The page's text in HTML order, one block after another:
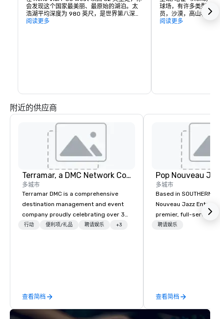
会发现这个国家最美丽、最原始的湖泊。太
浩湖平均深度为 980 英尺，是世界第八深的
湖泊，也是美国第二深的湖泊。您可以在这
阅读更多
球场，有许多类型的
员，沙漠，高山和树
其中一些课程：
阅读更多
附近的供应商
Terramar, a DMC Network Company
多城市
Terramar DMC is a comprehensive
destination management and event
company proudly celebrating over 30
years in business. Renowned for its
across 15 destinations in three
countries. With local teams deeply
行动 便利项/礼品 聘请娱乐 +3
查看简档
多城市
Based in SOUTHERN
Nouveau Jazz
premier, full-service
entertainment
enthusiasm after every
makes our approach
聘请娱乐
查看简档